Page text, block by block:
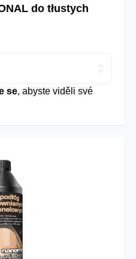
do tłustych
se, abyste viděli své